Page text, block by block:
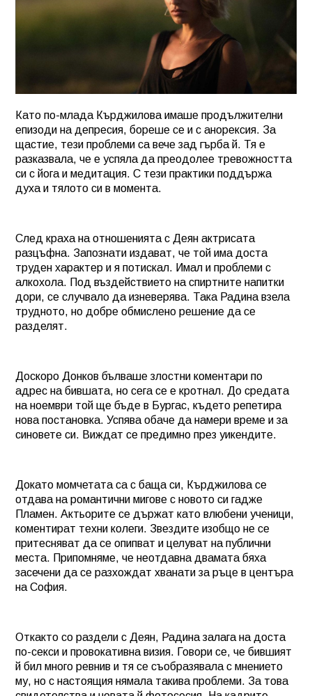
Като по-млада Кърджилова имаше продължителни
епизоди на депресия, бореше се и с анорексия. За
щастие, тези проблеми са вече зад гърба й. Тя е
разказвала, че е успяла да преодолее тревожността
си с йога и медитация. С тези практики поддържа
духа и тялото си в момента.
След краха на отношенията с Деян актрисата
разцъфна. Запознати издават, че той има доста
труден характер и я потискал. Имал и проблеми с
алкохола. Под въздействието на спиртните напитки
дори, се случвало да изневерява. Така Радина взела
трудното, но добре обмислено решение да се
разделят.
Доскоро Донков бълваше злостни коментари по
адрес на бившата, но сега се е кротнал. До средата
на ноември той ще бъде в Бургас, където репетира
нова постановка. Успява обаче да намери време и за
синовете си. Виждат се предимно през уикендите.
Докато момчетата са с баща си, Кърджилова се
отдава на романтични мигове с новото си гадже
Пламен. Актьорите се държат като влюбени ученици,
коментират техни колеги. Звездите изобщо не се
притесняват да се опипват и целуват на публични
места. Припомняме, че неотдавна двамата бяха
засечени да се разхождат хванати за ръце в центъра
на София.
Откакто со раздели с Деян, Радина залага на доста
по-секси и провокативна визия. Говори се, че бившият
й бил много ревнив и тя се съобразявала с мнението
му, но с настоящия нямала такива проблеми. За това